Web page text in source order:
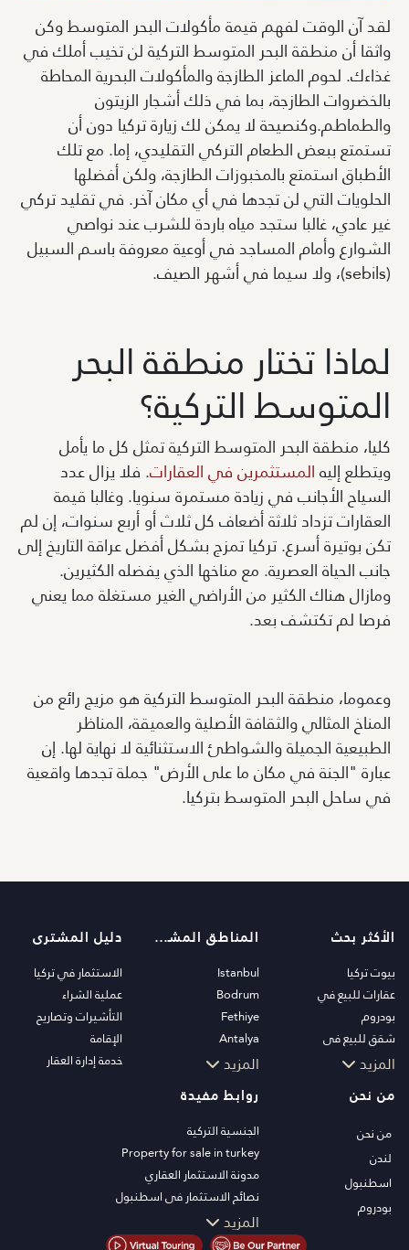
لقد آن الوقت لفهم قيمة مأكولات البحر المتوسط وكن
واثقا أن منطقة البحر المتوسط التركية لن تخيب أملك في
غذاءك. لحوم الماعز الطازجة والمأكولات البحرية المحاطة
بالخضروات الطازجة، بما في ذلك أشجار الزيتون
والطماطم.وكنصيحة لا يمكن لك زيارة تركيا دون أن
تستمتع ببعض الطعام التركي التقليدي، إما. مع تلك
الأطباق استمتع بالمخبوزات الطازجة، ولكن أفضلها
الحلويات التي لن تجدها في أي مكان آخر. في تقليد تركي
غير عادي، غالبا ستجد مياه باردة للشرب عند نواصي
الشوارع وأمام المساجد في أوعية معروفة باسم السبيل
(sebils)، ولا سيما في أشهر الصيف.
لماذا تختار منطقة البحر
المتوسط التركية؟
كليا، منطقة البحر المتوسط التركية تمثل كل ما يأمل
ويتطلع إليهالمستثمرين في العقارات. فلا يزال عدد
السياح الأجانب في زيادة مستمرة سنويا. وغالبا قيمة
العقارات تزداد ثلاثة أضعاف كل ثلاث أو أربع سنوات، إن لم
تكن بوتيرة أسرع. تركيا تمزج بشكل أفضل عراقة التاريخ إلى
جانب الحياة العصرية. مع مناخها الذي يفضله الكثيرين.
ومازال هناك الكثير من الأراضي الغير مستغلة مما يعني
فرصا لم تكتشف بعد.
وعموما، منطقة البحر المتوسط التركية هو مزيج رائع من
المناخ المثالي والثقافة الأصلية والعميقة، المناظر
الطبيعية الجميلة والشواطئ الاستثنائية لا نهاية لها. إن
عبارة "الجنة في مكان ما على الأرض" جملة تجدها واقعية
في ساحل البحر المتوسط بتركيا.
الأكثر بحث
بيوت تركيا
عقارات للبيع في
بودروم
شقق للبيع في
اسطنبول
فلل بودروم
شقق للبيع في انطاليا
منازل انطاليا
المزيد
المناطق المشهورة
Istanbul
Bodrum
Fethiye
Antalya
Kalkan
Kas
Bursa
Gocek
Side
Kemer
Dalyan
Izmir
المزيد
دليل المشترى
الاستثمار في تركيا
عملية الشراء
التأشيرات وتصاريح
الإقامة
خدمة إدارة العقار
من نحن
من نحن
لندن
اسطنبول
بودروم
روابط مفيدة
الجنسية التركية
Property for sale in turkey
مدونة الاستثمار العقاري
نصائح الاستثمار في اسطنبول
تلفزيون PT
عقارات اسطنبول للاستثمار
المزيد